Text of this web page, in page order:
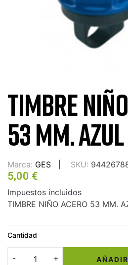
TIMBRE
53 MM. AZUL
Marca: GES SKU:
5,00 €
Impuestos incluidos
TIMBRE NIÑO ACERO 53 MM.
Cantidad